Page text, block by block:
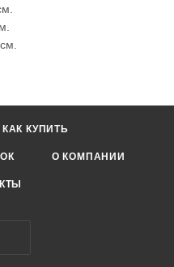
КАК КУПИТЬ
О КОМПАНИИ